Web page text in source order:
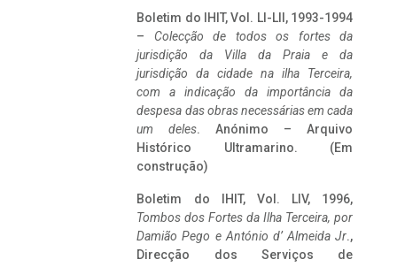
Boletim do IHIT, Vol. LI-LII, 1993-1994
– Colecção de todos os fortes da
jurisdição da Villa da Praia e da
jurisdição da cidade na ilha Terceira,
com a indicação da importância da
despesa das obras necessárias em cada
um deles. Anónimo – Arquivo
Histórico Ultramarino. (Em
construção)
Boletim do IHIT, Vol. LIV, 1996,
Tombos dos Fortes da Ilha Terceira, por
Damião Pego e António d’ Almeida Jr.,
Direcção dos Serviços de